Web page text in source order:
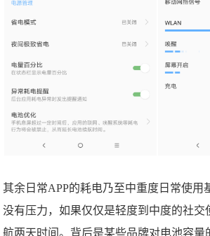
其余日常APP的耗电乃至中重度日常使用
没有压力，如果仅仅是轻度到中度的社交
航两天时间。背后是某些品牌对电池容量